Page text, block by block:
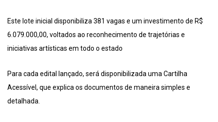
Este lote inicial disponibiliza 381 vagas e um investimento de R$
6.079.000,00, voltados ao reconhecimento de trajetórias e
iniciativas artísticas em todo o estado
Para cada edital lançado, será disponibilizada uma Cartilha
Acessível, que explica os documentos de maneira simples e
detalhada.